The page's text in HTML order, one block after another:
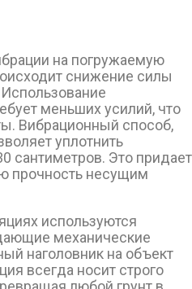
на погружаемую
снижение силы
меньших усилий, что
Вибрационный способ,
уплотнить
сантиметров. Это придает
прочность несущим
используются
механические
наголовник на объект
всегда носит строго